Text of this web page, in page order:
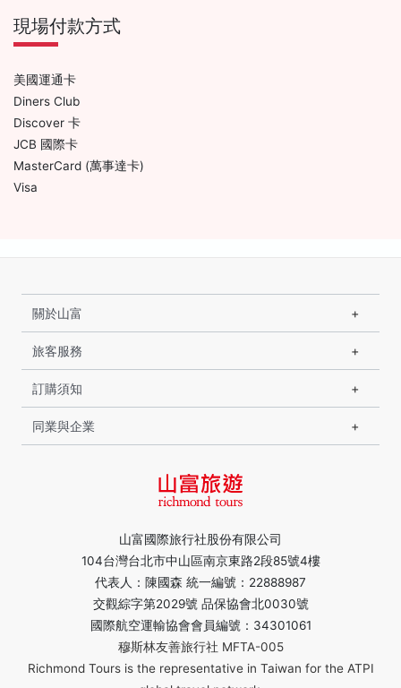
現場付款方式
美國運通卡
Diners Club
Discover 卡
JCB 國際卡
MasterCard (萬事達卡)
Visa
山富國際旅行社股份有限公司
104台灣台北市中山區南京東路2段85號4樓
代表人：陳國森 統一編號：22888987
交觀綜字第2029號 品保協會北0030號
國際航空運輸協會會員編號：34301061
穆斯林友善旅行社 MFTA-005
Richmond Tours is the representative in Taiwan for the ATPI
關於山富
旅客服務
訂購須知
同業與企業